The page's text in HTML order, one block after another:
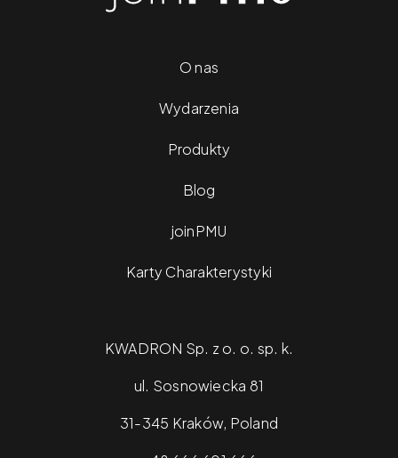
O nas
Wydarzenia
Produkty
Blog
joinPMU
Karty Charakterystyki
KWADRON Sp. z o. o. sp. k.
ul. Sosnowiecka 81
31-345 Kraków, Poland